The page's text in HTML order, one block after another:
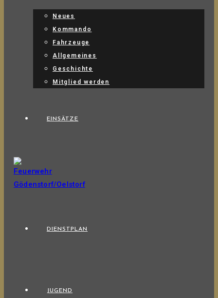
Neues
Kommando
Fahrzeuge
Allgemeines
Geschichte
Mitglied werden
EINSÄTZE
DIENSTPLAN
JUGEND